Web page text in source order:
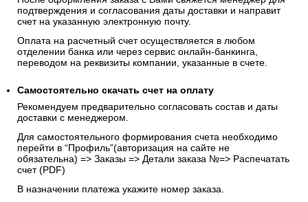
подтверждения и согласования даты доставки и направит
счет на указанную электронную почту.
Оплата на расчетный счет осуществляется в любом
отделении банка или через сервис онлайн-банкинга,
переводом на реквизиты компании, указанные в счете.
Самостоятельно скачать счет на оплату
Рекомендуем предварительно согласовать состав и даты
доставки с менеджером.
Для самостоятельного формирования счета необходимо
перейти в “Профиль”(авторизация на сайте не
обязательна) => Заказы => Детали заказа №=> Распечатать
счет (PDF)
В назначении платежа укажите номер заказа.